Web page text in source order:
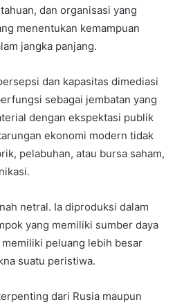
dan organisasi yang
menentukan kemampuan
jangka panjang.
dan kapasitas dimediasi
sebagai jembatan yang
dengan ekspektasi publik
ekonomi modern tidak
pelabuhan, atau bursa saham,
netral. Ia diproduksi dalam
yang memiliki sumber daya
peluang lebih besar
suatu peristiwa.
dari Rusia maupun